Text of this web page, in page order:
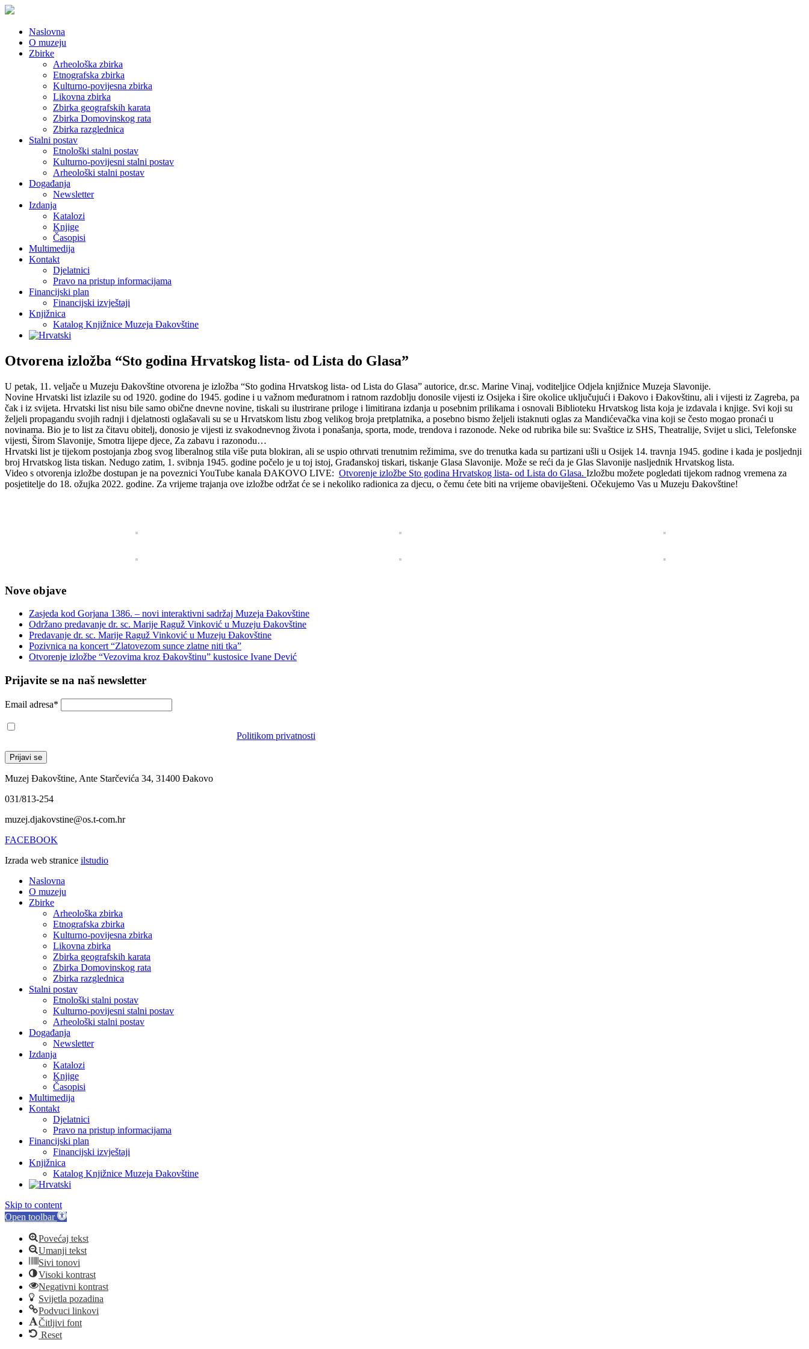
Naslovna
O muzeju
Zbirke
Arheološka zbirka
Etnografska zbirka
Kulturno-povijesna zbirka
Likovna zbirka
Zbirka geografskih karata
Zbirka Domovinskog rata
Zbirka razglednica
Stalni postav
Etnološki stalni postav
Kulturno-povijesni stalni postav
Arheološki stalni postav
Događanja
Newsletter
Izdanja
Katalozi
Knjige
Časopisi
Multimedija
Kontakt
Djelatnici
Pravo na pristup informacijama
Financijski plan
Financijski izvještaji
Knjižnica
Katalog Knjižnice Muzeja Đakovštine
Otvorena izložba “Sto godina Hrvatskog lista- od Lista do Glasa”
U petak, 11. veljače u Muzeju Đakovštine otvorena je izložba “Sto godina Hrvatskog lista- od Lista do Glasa” autorice, dr.sc. Marine Vinaj, voditeljice Odjela knjižnice Muzeja Slavonije.
Novine Hrvatski list izlazile su od 1920. godine do 1945. godine i u važnom međuratnom i ratnom razdoblju donosile vijesti iz Osijeka i šire okolice uključujući i Đakovo i Đakovštinu, ali i vijesti iz Zagreba, pa
čak i iz svijeta. Hrvatski list nisu bile samo obične dnevne novine, tiskali su ilustrirane priloge i limitirana izdanja u posebnim prilikama i osnovali Biblioteku Hrvatskog lista koja je izdavala i knjige. Svi koji su
željeli propagandu svojih radnji i djelatnosti oglašavali su se u Hrvatskom listu zbog velikog broja pretplatnika, a posebno bismo željeli istaknuti oglas za Mandićevačka vina koji se često mogao pronaći u
novinama. Bio je to list za čitavu obitelj, donosio je vijesti iz svakodnevnog života i ponašanja, sporta, mode, trendova i razonode. Neke od rubrika bile su: Svaštice iz SHS, Theatralije, Svijet u slici, Telefonske
vijesti, Širom Slavonije, Smotra lijepe djece, Za zabavu i razonodu…
Hrvatski list je tijekom postojanja zbog svog liberalnog stila više puta blokiran, ali se uspio othrvati trenutnim režimima, sve do trenutka kada su partizani ušli u Osijek 14. travnja 1945. godine i kada je posljednji
broj Hrvatskog lista tiskan. Nedugo zatim, 1. svibnja 1945. godine počelo je u toj istoj, Građanskoj tiskari, tiskanje Glasa Slavonije. Može se reći da je Glas Slavonije nasljednik Hrvatskog lista.
Video s otvorenja izložbe dostupan je na poveznici YouTube kanala ĐAKOVO LIVE: Otvorenje izložbe Sto godina Hrvatskog lista- od Lista do Glasa. Izložbu možete pogledati tijekom radnog vremena za
posjetitelje do 18. ožujka 2022. godine. Za vrijeme trajanja ove izložbe održat će se i nekoliko radionica za djecu, o čemu ćete biti na vrijeme obaviješteni. Očekujemo Vas u Muzeju Đakovštine!
Nove objave
Zasjeda kod Gorjana 1386. – novi interaktivni sadržaj Muzeja Đakovštine
Održano predavanje dr. sc. Marije Raguž Vinković u Muzeju Đakovštine
Predavanje dr. sc. Marije Raguž Vinković u Muzeju Đakovštine
Pozivnica na koncert “Zlatovezom sunce zlatne niti tka”
Otvorenje izložbe “Vezovima kroz Đakovštinu” kustosice Ivane Dević
Prijavite se na naš newsletter
Email adresa*
Politikom privatnosti
Muzej Đakovštine, Ante Starčevića 34, 31400 Đakovo
031/813-254
muzej.djakovstine@os.t-com.hr
FACEBOOK
Izrada web stranice ilstudio
Naslovna
O muzeju
Zbirke
Arheološka zbirka
Etnografska zbirka
Kulturno-povijesna zbirka
Likovna zbirka
Zbirka geografskih karata
Zbirka Domovinskog rata
Zbirka razglednica
Stalni postav
Etnološki stalni postav
Kulturno-povijesni stalni postav
Arheološki stalni postav
Događanja
Newsletter
Izdanja
Katalozi
Knjige
Časopisi
Multimedija
Kontakt
Djelatnici
Pravo na pristup informacijama
Financijski plan
Financijski izvještaji
Knjižnica
Katalog Knjižnice Muzeja Đakovštine
Skip to content
Open toolbar
Povećaj tekst
Umanji tekst
Sivi tonovi
Visoki kontrast
Negativni kontrast
Svijetla pozadina
Podvuci linkovi
Čitljivi font
Reset